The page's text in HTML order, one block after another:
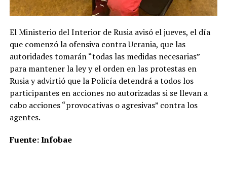
El Ministerio del Interior de Rusia avisó el jueves, el día
que comenzó la ofensiva contra Ucrania, que las
autoridades tomarán “todas las medidas necesarias”
para mantener la ley y el orden en las protestas en
Rusia y advirtió que la Policía detendrá a todos los
participantes en acciones no autorizadas si se llevan a
cabo acciones “provocativas o agresivas” contra los
agentes.
Fuente: Infobae